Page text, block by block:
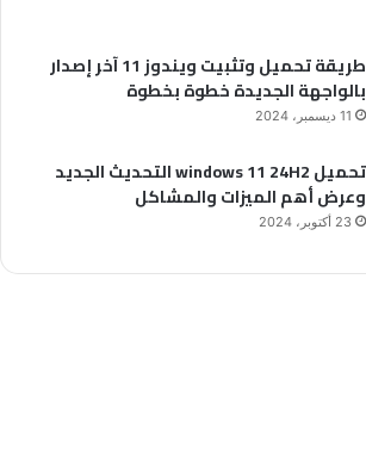
طريقة تحميل وتثبيت ويندوز 11 آخر إصدار
بالواجهة الجديدة خطوة بخطوة
11 ديسمبر، 2024
تحميل windows 11 24H2 التحديث الجديد
وعرض أهم الميزات والمشاكل
23 أكتوبر، 2024